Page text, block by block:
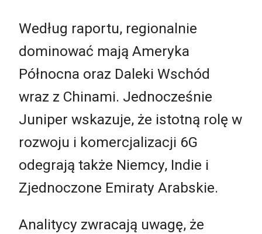
Według raportu, regionalnie
dominować mają Ameryka
Północna oraz Daleki Wschód
wraz z Chinami. Jednocześnie
Juniper wskazuje, że istotną rolę w
rozwoju i komercjalizacji 6G
odegrają także Niemcy, Indie i
Zjednoczone Emiraty Arabskie.
Analitycy zwracają uwagę, że